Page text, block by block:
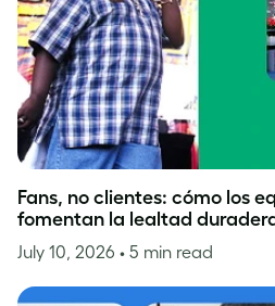
Fans, no clientes: cómo los
fomentan la lealtad
July 10, 2026 • 5 min read